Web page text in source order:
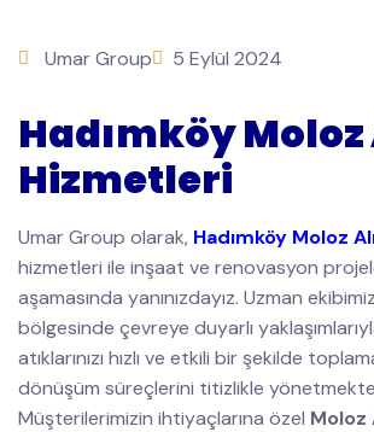
Umar Group 5 Eylül 2024
Hadımköy Moloz
Hizmetleri
Umar Group olarak, Hadımköy Moloz
hizmetleri ile inşaat ve renovasyon
aşamasında yanınızdayız. Uzman
bölgesinde çevreye duyarlı
atıklarınızı hızlı ve etkili bir şekilde
dönüşüm süreçlerini titizlikle
Müşterilerimizin ihtiyaçlarına özel Moloz